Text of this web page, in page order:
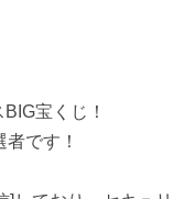
宝くじ！
です！